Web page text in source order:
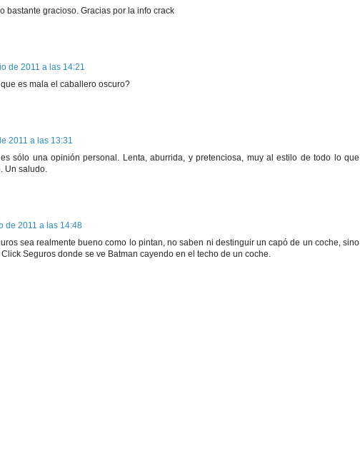
bastante gracioso. Gracias por la info crack
de 2011 a las 14:21
es mala el caballero oscuro?
2011 a las 13:31
sólo una opinión personal. Lenta, aburrida, y pretenciosa, muy al estilo de todo lo que
Un saludo.
de 2011 a las 14:48
sea realmente bueno como lo pintan, no saben ni destinguir un capó de un coche, sino
Seguros donde se ve Batman cayendo en el techo de un coche.